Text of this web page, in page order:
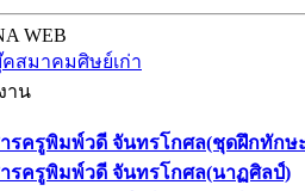
WEB
คสมาคมศิษย์เก่า
าน
ารครูพิมพ์วดี จันทรโกศล(ชุดฝึกทักษ
ารครูพิมพ์วดี จันทรโกศล(นาฏศิลป์)